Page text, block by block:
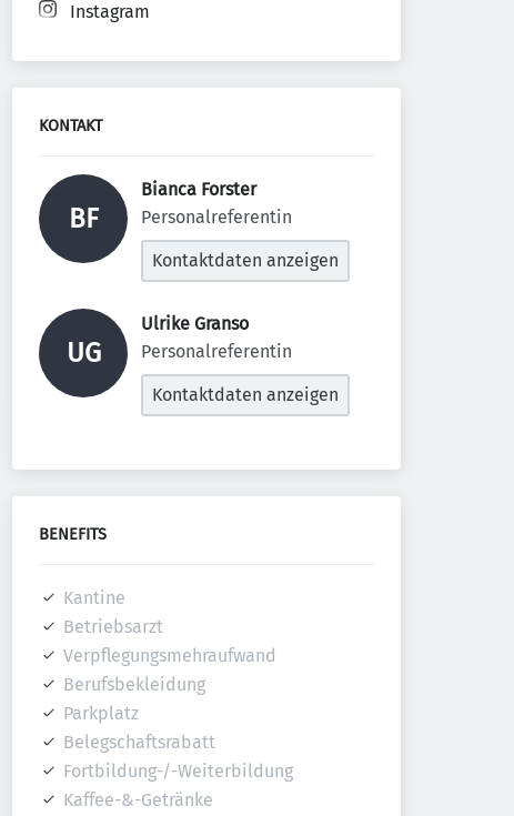
Instagram
KONTAKT
BF
Bianca Forster
Personalreferentin
Kontaktdaten anzeigen
UG
Ulrike Granso
Personalreferentin
Kontaktdaten anzeigen
BENEFITS
Kantine
Betriebsarzt
Verpflegungsmehraufwand
Berufsbekleidung
Parkplatz
Belegschaftsrabatt
Fortbildung-/-Weiterbildung
Kaffee-&-Getränke